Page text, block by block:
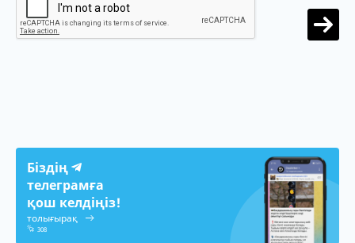
Біздің
телеграмға
қош келдіңіз!
толығырақ
308